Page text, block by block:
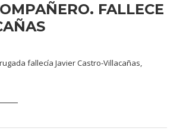
FALLECE
fallecía Javier Castro-Villacañas,